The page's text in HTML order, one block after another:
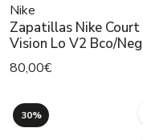
Nike
Zapatillas Nike Court
Vision Lo V2 Bco/Neg
Hombre
80,00€
30%